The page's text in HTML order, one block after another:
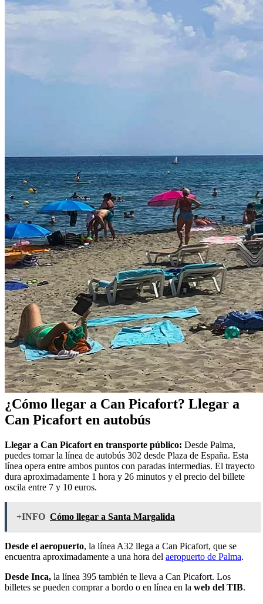
¿Cómo llegar a Can Picafort? Llegar a
Can Picafort en autobús
Llegar a Can Picafort en transporte público: Desde Palma,
puedes tomar la línea de autobús 302 desde Plaza de España. Esta
línea opera entre ambos puntos con paradas intermedias. El trayecto
dura aproximadamente 1 hora y 26 minutos y el precio del billete
oscila entre 7 y 10 euros.
+INFO Cómo llegar a Santa Margalida
Desde el aeropuerto, la línea A32 llega a Can Picafort, que se
encuentra aproximadamente a una hora del aeropuerto de Palma.
Desde Inca, la línea 395 también te lleva a Can Picafort. Los
billetes se pueden comprar a bordo o en línea en la web del TIB.